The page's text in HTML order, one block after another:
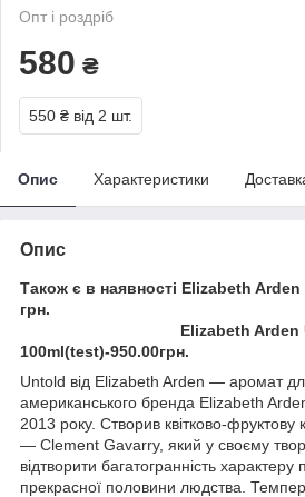
Опт і роздріб
580 ₴
550 ₴ від 2 шт.
Опис Характеристики
Опис
Також є в наявності Elizabeth
грн.
Elizabeth Arden
100ml(test)-950.00грн.
Untold від Elizabeth Arden — аромат
американського бренда Elizabeth
2013 року. Створив квітково-
— Clement Gavarry, який у своєму
відтворити багатогранність характеру
прекрасної половини людства.